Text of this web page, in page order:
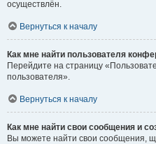
осуществлён.
Вернуться к началу
Как мне найти пользователя
Перейдите на страницу
пользователя».
Вернуться к началу
Как мне найти свои сообщения и
Вы можете найти свои сообщения,